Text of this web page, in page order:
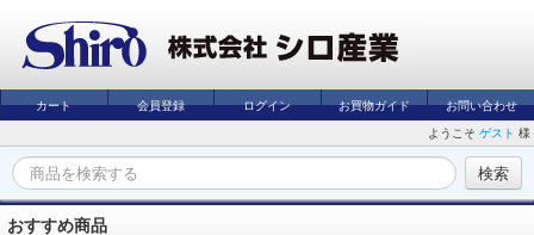
カート 会員登録 ログイン お買物ガイド
お問い合わせ
ようこそ ゲスト 様
おすすめ商品